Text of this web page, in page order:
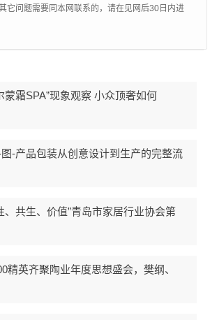
它问题需要同本网联系的，请在见网后30日内进
蒙霜SPA”现象观察 小众顶奢如何
-产品包装从创意设计到生产的完整流
、共生、价值”青岛市家居行业协会第
精英齐聚陶业年度思想盛会，樊纲、